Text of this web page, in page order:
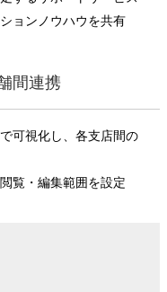
ョンノウハウを共有
間連携
可視化し、各支店間の
覧・編集範囲を設定